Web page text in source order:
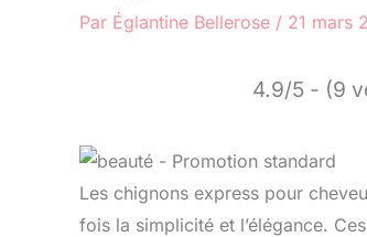
Par Églantine Bellerose / 21 mars
4.9/5 - (9
Les chignons express pour
fois la simplicité et l’élégance.